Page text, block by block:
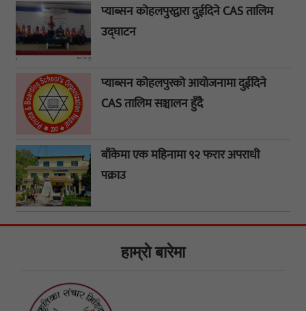
प्याब्सन कोहलपुरद्वारा दुईदिने CAS तालिम
उद्घाटन
प्याब्सन कोहलपुरको आयोजनामा दुईदिने
CAS तालिम सञ्चालन हुँदै
बाँकेमा एक महिनामा ९२ फरार अपराधी
पक्राउ
हाम्राे बारेमा